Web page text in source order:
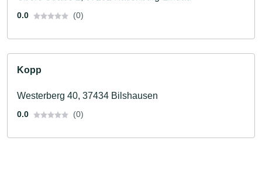
0.0 (0)
Kopp
Westerberg 40, 37434 Bilshausen
0.0 (0)